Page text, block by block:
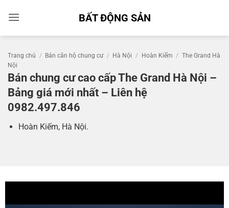
qua
BẤT ĐỘNG SẢN
Trang chủ / Bán căn hộ chung cư / Hà Nội / Hoàn Kiếm / The Grand Hà
Nội
Bán chung cư cao cấp The Grand Hà Nội –
Bảng giá mới nhất – Liên hệ
0982.497.846
Hoàn Kiếm, Hà Nội.